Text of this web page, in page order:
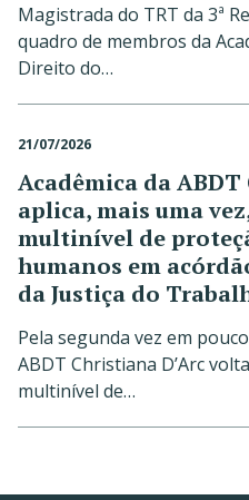
Magistrada do TRT da 3ª
quadro de membros da
Direito do…
21/07/2026
Acadêmica da
aplica, mais uma
multinível de
humanos em
da Justiça do
Pela segunda vez em
ABDT Christiana D’Arc
multinível de…